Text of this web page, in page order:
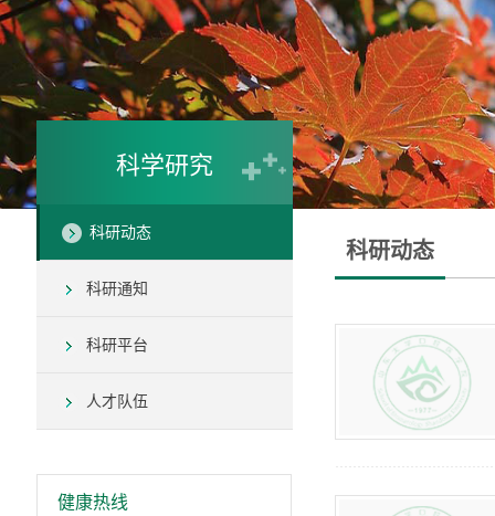
科学研究
科研动态
科研通知
科研平台
人才队伍
健康热线
科研动态